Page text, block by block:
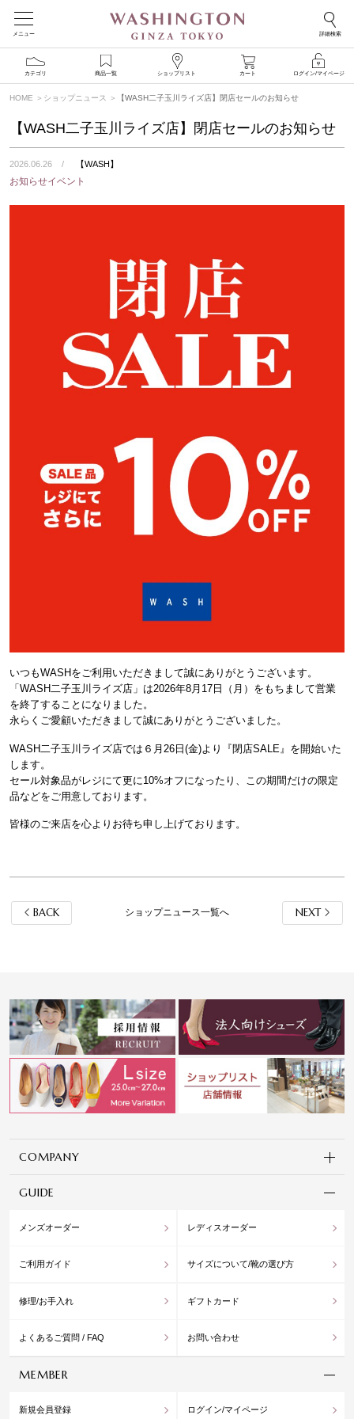
メニュー 詳細検索
カテゴリ 商品一覧 ショップリスト カート ログイン/マイページ
HOME ショップニュース 【WASH二子玉川ライズ店】閉店セールのお知らせ
【WASH二子玉川ライズ店】閉店セールのお知らせ
2026.06.26 【WASH】
お知らせイベント
いつもWASHをご利用いただきまして誠にありがとうございます。
「WASH二子玉川ライズ店」は2026年8月17日（月）をもちまして営業
を終了することになりました。
永らくご愛顧いただきまして誠にありがとうございました。
WASH二子玉川ライズ店では６月26日(金)より『閉店SALE』を開始いた
します。
セール対象品がレジにて更に10%オフになったり、この期間だけの限定
品などをご用意しております。
皆様のご来店を心よりお待ち申し上げております。
BACK ショップニュース一覧へ NEXT
COMPANY
GUIDE
メンズオーダー レディスオーダー
ご利用ガイド サイズについて/靴の選び方
修理/お手入れ ギフトカード
よくあるご質問 / FAQ お問い合わせ
MEMBER
新規会員登録 ログイン/マイページ